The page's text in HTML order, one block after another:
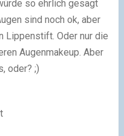
so ehrlich gesagt
sind noch ok, aber
Lippenstift. Oder nur die
Augenmakeup. Aber
oder? ;)